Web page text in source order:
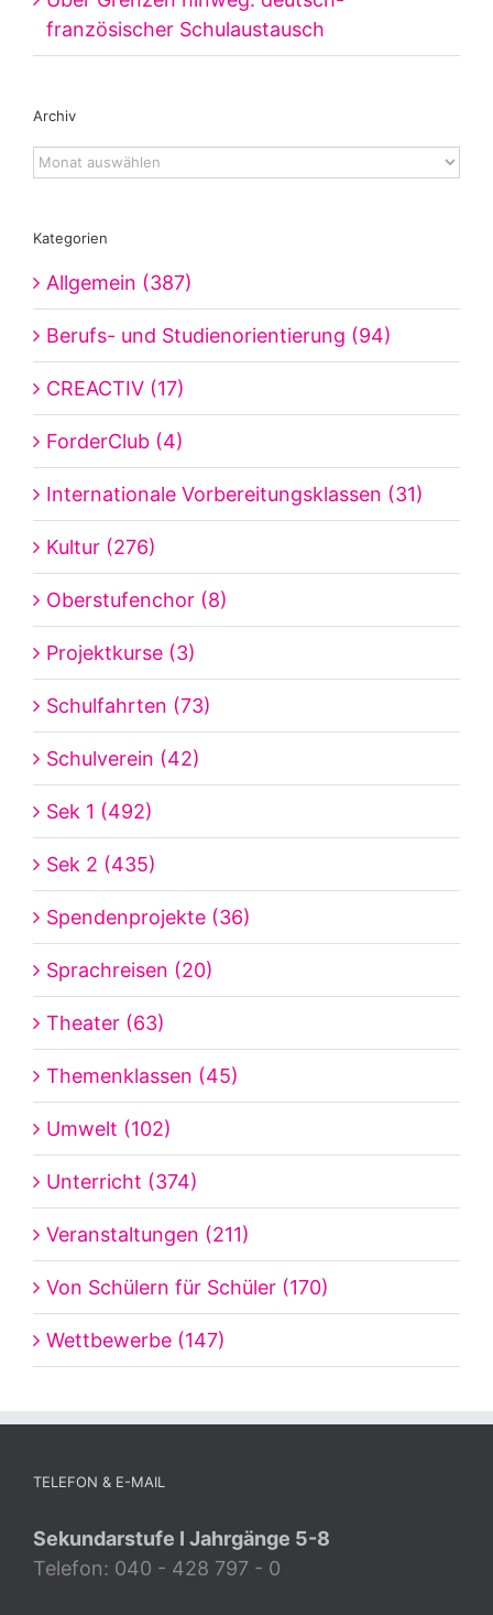
französischer Schulaustausch
Archiv
Archiv
Kategorien
Allgemein (387)
Berufs- und Studienorientierung (94)
CREACTIV (17)
ForderClub (4)
Internationale Vorbereitungsklassen (31)
Kultur (276)
Oberstufenchor (8)
Projektkurse (3)
Schulfahrten (73)
Schulverein (42)
Sek 1 (492)
Sek 2 (435)
Spendenprojekte (36)
Sprachreisen (20)
Theater (63)
Themenklassen (45)
Umwelt (102)
Unterricht (374)
Veranstaltungen (211)
Von Schülern für Schüler (170)
Wettbewerbe (147)
TELEFON & E-MAIL
Sekundarstufe I Jahrgänge 5-8
Telefon: 040 - 428 797 - 0